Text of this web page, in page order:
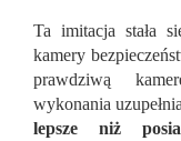
Ta imitacja stała
kamery
prawdziwą
wykonania
lepsze niż